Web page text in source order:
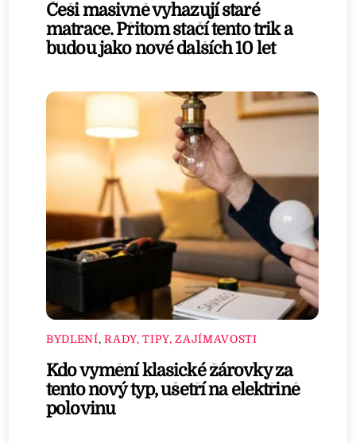
Češi masivně vyhazují staré
matrace. Přitom stačí tento trik a
budou jako nové dalších 10 let
BYDLENÍ,RADY, TIPY, ZAJÍMAVOSTI
Kdo vymění klasické žárovky za
tento nový typ, ušetří na elektřině
polovinu